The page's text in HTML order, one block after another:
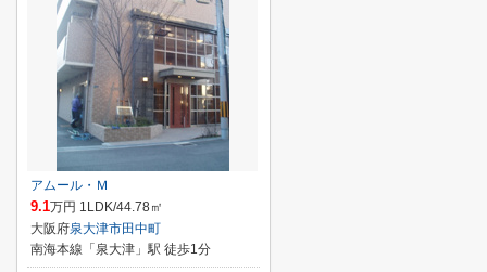
アムール・Ｍ
9.1万円 1LDK/44.78㎡
大阪府泉大津市田中町
南海本線「泉大津」駅 徒歩1分